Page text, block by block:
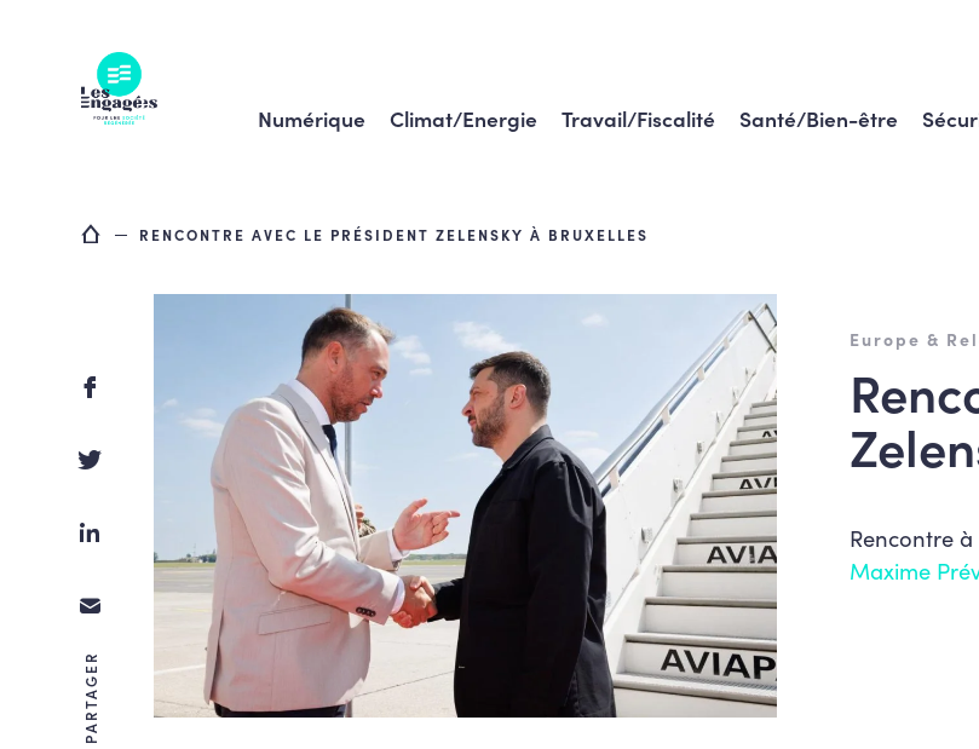
Numérique Climat/Energie Travail/Fiscalité Santé/Bien-être
PARTAGER
RENCONTRE AVEC LE PRÉSIDENT ZELENSKY À BRUXELLES
Europe &
Rencontre
Maxime